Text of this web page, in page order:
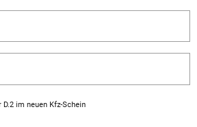
im neuen Kfz-Schein